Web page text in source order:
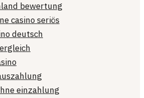
bewertung
casino seriös
deutsch
einzahlung